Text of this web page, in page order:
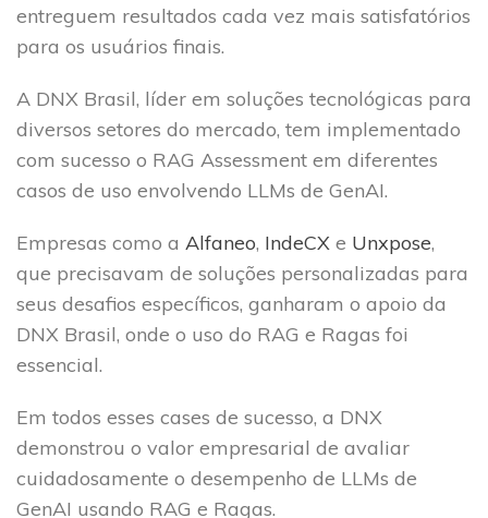
entreguem resultados cada vez mais satisfatórios
para os usuários finais.
A DNX Brasil, líder em soluções tecnológicas para
diversos setores do mercado, tem implementado
com sucesso o RAG Assessment em diferentes
casos de uso envolvendo LLMs de GenAI.
Empresas como a Alfaneo, IndeCX e Unxpose,
que precisavam de soluções personalizadas para
seus desafios específicos, ganharam o apoio da
DNX Brasil, onde o uso do RAG e Ragas foi
essencial.
Em todos esses cases de sucesso, a DNX
demonstrou o valor empresarial de avaliar
cuidadosamente o desempenho de LLMs de
GenAI usando RAG e Ragas.